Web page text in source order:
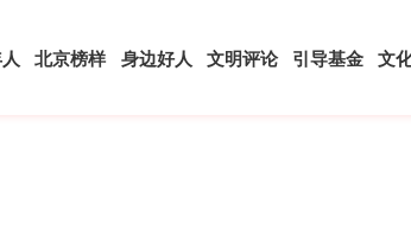
北京榜样 身边好人 文明评论 引导基金 文